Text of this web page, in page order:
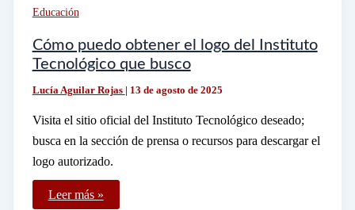
especialidad
Educación
Cómo puedo obtener el logo del Instituto
Tecnológico que busco
Lucía Aguilar Rojas | 13 de agosto de 2025
Visita el sitio oficial del Instituto Tecnológico deseado;
busca en la sección de prensa o recursos para descargar el
logo autorizado.
Cómo
puedo
Leer más »